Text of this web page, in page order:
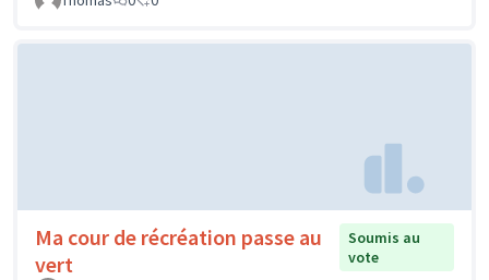
Ma cour de récréation passe au
vert
Soumis au
vote